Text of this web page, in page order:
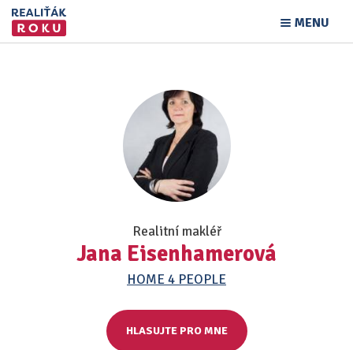
MENU
Realitní makléř
Jana Eisenhamerová
HOME 4 PEOPLE
HLASUJTE PRO MNE